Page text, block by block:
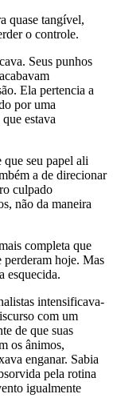
quase tangível,
o controle.
Seus punhos
Ela pertencia a
por uma
estava
que seu papel ali
a de direcionar
culpado
não da maneira
completa que
perderam hoje. Mas
esquecida.
intensificava-
com um
de que suas
os ânimos,
enganar. Sabia
pela rotina
igualmente